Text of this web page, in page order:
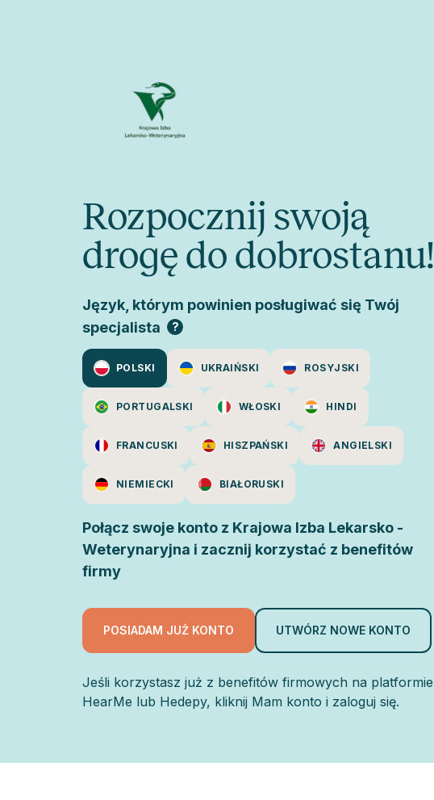
Rozpocznij swoją
drogę do dobrostanu!
Język, którym powinien posługiwać się Twój
specjalista
?
POLSKI UKRAIŃSKI ROSYJSKI
PORTUGALSKI WŁOSKI HINDI
FRANCUSKI HISZPAŃSKI ANGIELSKI
NIEMIECKI BIAŁORUSKI
Połącz swoje konto z Krajowa Izba Lekarsko -
Weterynaryjna i zacznij korzystać z benefitów
firmy
POSIADAM JUŻ KONTO UTWÓRZ NOWE KONTO
Jeśli korzystasz już z benefitów firmowych na platformie
HearMe lub Hedepy, kliknij Mam konto i zaloguj się.